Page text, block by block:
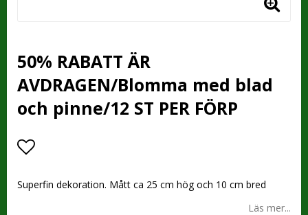
50% RABATT ÄR
AVDRAGEN/Blomma med blad
och pinne/12 ST PER FÖRP
Lägg till i favoritlistan
Superfin dekoration. Mått ca 25 cm hög och 10 cm bred
Läs mer...